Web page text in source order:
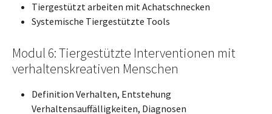
Tiergestützt arbeiten mit Achatschnecken
Systemische Tiergestützte Tools
Modul 6: Tiergestützte Interventionen mit
verhaltenskreativen Menschen
Definition Verhalten, Entstehung
Verhaltensauffälligkeiten, Diagnosen